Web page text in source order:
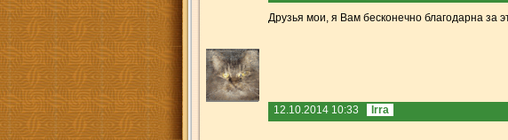
Друзья мои, я Вам бесконечно
12.10.2014 10:33 Irra